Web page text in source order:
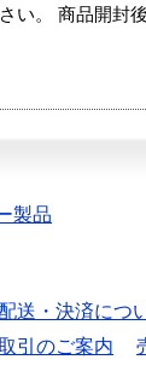
い。 商品開封
製品
送・決済につ
引のご案内